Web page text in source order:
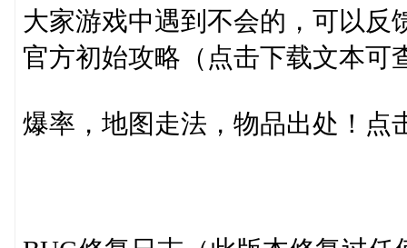
大家游戏中遇到不会的，可以反
官方初始攻略（点击下载文本
爆率，地图走法，物品出处！点